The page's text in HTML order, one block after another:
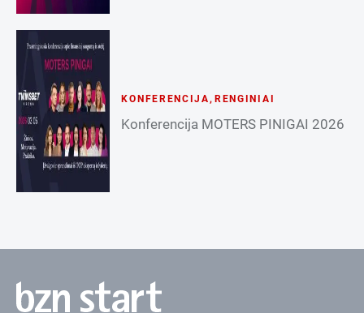
KONFERENCIJA, RENGINIAI
Konferencija MOTERS PINIGAI 2026